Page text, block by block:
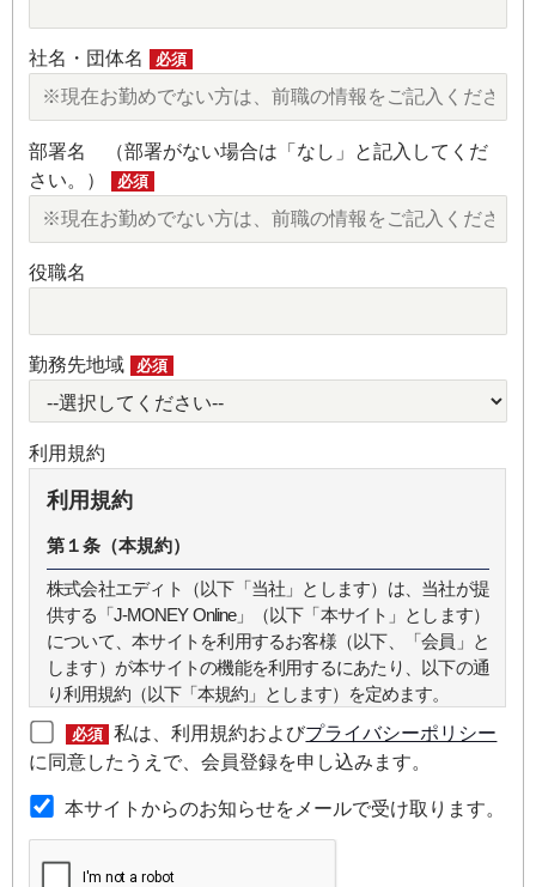
社名・団体名 必須
部署名 （部署がない場合は「なし」と記入してくだ
さい。）
必須
役職名
勤務先地域 必須
利用規約
利用規約
第１条（本規約）
株式会社エディト（以下「当社」とします）は、当社が提
供する「J-MONEY Online」（以下「本サイト」とします）
について、本サイトを利用するお客様（以下、「会員」と
します）が本サイトの機能を利用するにあたり、以下の通
り利用規約（以下「本規約」とします）を定めます。
第２条（本規約の範囲）
本規約は本サイトが提供するサービスについて規定したも
のです。
第３条（会員）
必須 私は、利用規約およびプライバシーポリシー
に同意したうえで、会員登録を申し込みます。
本サイトからのお知らせをメールで受け取ります。